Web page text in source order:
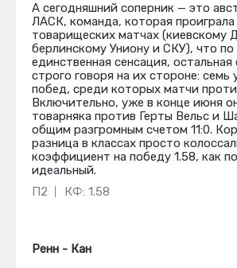
А сегодняшний соперник — это
ЛАСК, команда, которая проиграла
товарищеских матчах (киевскому
берлинскому Униону и СКУ), что
единственная сенсация,
строго говоря на их стороне: семь
побед, среди которых матчи
Включительно, уже в конце июня
товарняка против Герты Вельс и
общим разгромным счетом 11:0.
разница в классах просто
коэффициент на победу 1.58, как
идеальный.
П2
КФ: 1.58
Ренн - Кан